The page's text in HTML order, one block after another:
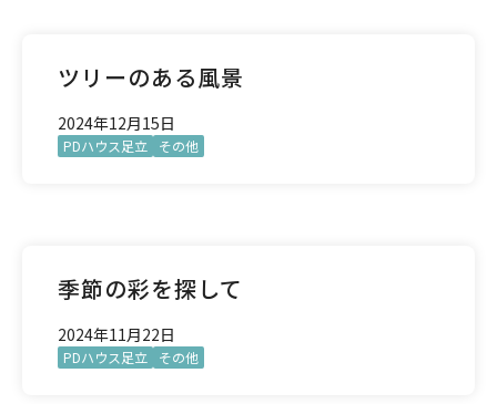
ツリーのある風景
2024年12月15日
PDハウス足立 その他
季節の彩を探して
2024年11月22日
PDハウス足立 その他